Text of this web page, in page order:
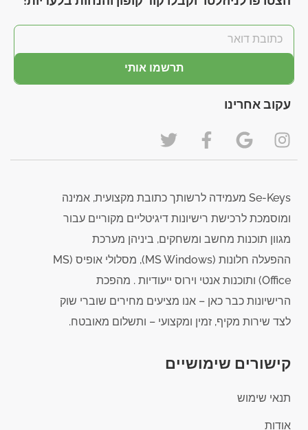
תרשמו אותי
עקוב אחרינו
Se-Keys מעמידה לרשותך כתובת מקצועית, אמינה
ומוסמכת לרכישת רישיונות דיגיטליים מקוריים עבור
מגוון תוכנות מחשב ומשחקים, ביניהן מערכת
ההפעלה חלונות (MS Windows), מסלולי אופיס (MS
Office) ותוכנות אנטי וירוס ייעודיות . מהפכת
הרישיונות כבר כאן – אנו מציעים מחירים שוברי שוק
לצד שירות מקיף, זמין ומקצועי – ותשלום מאובטח.
קישורים שימושיים
תנאי שימוש
אודות